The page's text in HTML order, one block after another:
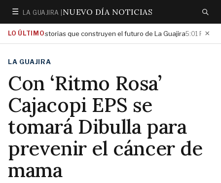
☰
Secciones
LA GUAJIRA | NUEVO DÍA NOTICIAS Buscar
LO ÚLTIMO
las historias que construyen el futuro de La Guajira5:01 PM ×
LA GUAJIRA
Con ‘Ritmo Rosa’
Cajacopi EPS se
tomará Dibulla para
prevenir el cáncer de
mama